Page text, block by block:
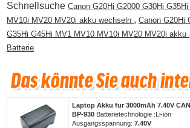
SchnellsucheCanon G20Hi G2000 G30Hi
MV10i MV20 MV20i akku wechseln ,Canon G20Hi
G35Hi G45Hi MV1 MV10 MV10i MV20 MV20i akku ,
Batterie
Laptop Akku für 3000mAh 7.40V
BP-930 Batterietechnologie :Li-ion
Ausgangsspannung:7.40V